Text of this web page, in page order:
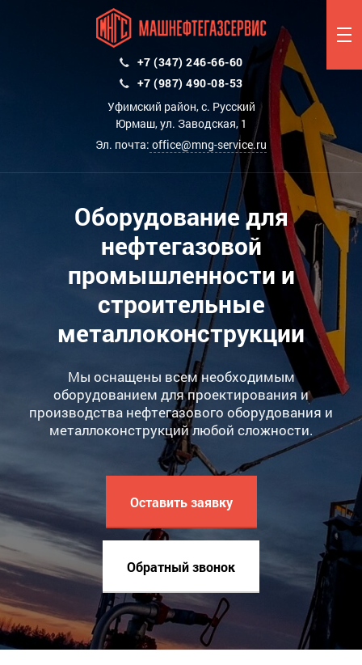
+7 (347) 246-66-60
+7 (987) 490-08-53
Уфимский район, с. Русский
Юрмаш, ул. Заводская, 1
Эл. почта: office@mng-service.ru
Оборудование для
нефтегазовой
промышленности и
строительные
металлоконструкции
Мы оснащены всем необходимым
оборудованием для проектирования и
производства нефтегазового оборудования и
металлоконструкций любой сложности.
Оставить заявку
Обратный звонок